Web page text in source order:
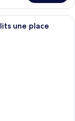
d’hôtel avec deux lits,
une place